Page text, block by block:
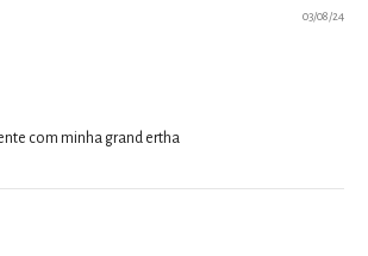
03/08/24
com minha grand ertha